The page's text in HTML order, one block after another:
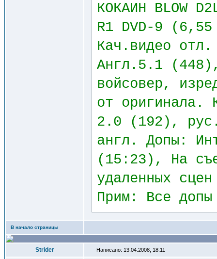
КОКАИН BLOW
R1 DVD-9
Кач.видео
Англ.5.1
войсовер,
от оригинала.
2.0 (192),
англ. Допы:
(15:23), На
удаленных
Прим: Все
В начало страницы
Strider Написано: 13.04.2008, 18:11